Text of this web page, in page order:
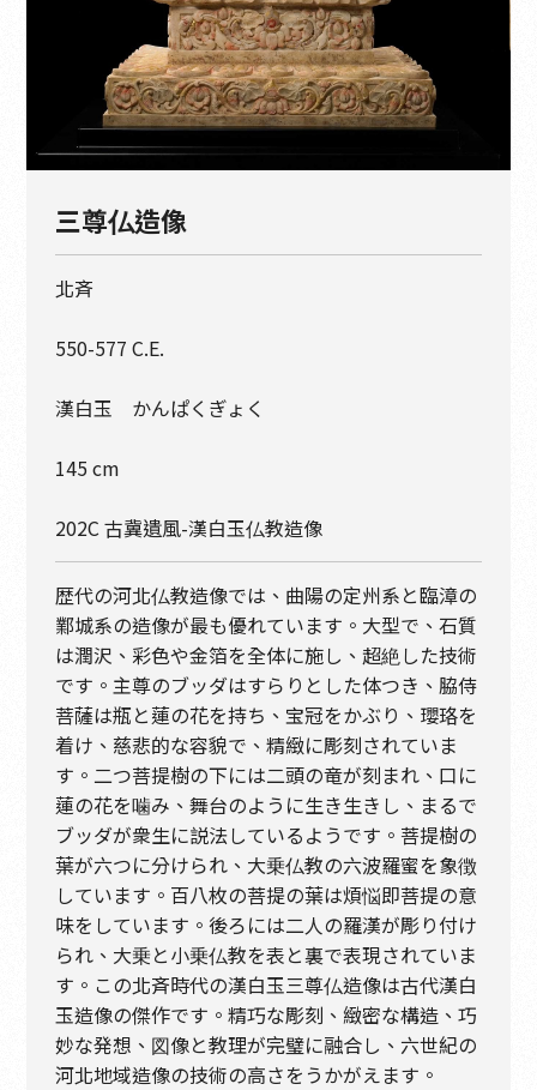
三尊仏造像
北斉
550-577 C.E.
漢白玉 かんぱくぎょく
145 cm
202C 古冀遺風-漢白玉仏教造像
歴代の河北仏教造像では、曲陽の定州系と臨漳の
鄴城系の造像が最も優れています。大型で、石質
は潤沢、彩色や金箔を全体に施し、超絶した技術
です。主尊のブッダはすらりとした体つき、脇侍
菩薩は瓶と蓮の花を持ち、宝冠をかぶり、瓔珞を
着け、慈悲的な容貌で、精緻に彫刻されていま
す。二つ菩提樹の下には二頭の竜が刻まれ、口に
蓮の花を噛み、舞台のように生き生きし、まるで
ブッダが衆生に説法しているようです。菩提樹の
葉が六つに分けられ、大乗仏教の六波羅蜜を象徴
しています。百八枚の菩提の葉は煩悩即菩提の意
味をしています。後ろには二人の羅漢が彫り付け
られ、大乗と小乗仏教を表と裏で表現されていま
す。この北斉時代の漢白玉三尊仏造像は古代漢白
玉造像の傑作です。精巧な彫刻、緻密な構造、巧
妙な発想、図像と教理が完璧に融合し、六世紀の
河北地域造像の技術の高さをうかがえます。